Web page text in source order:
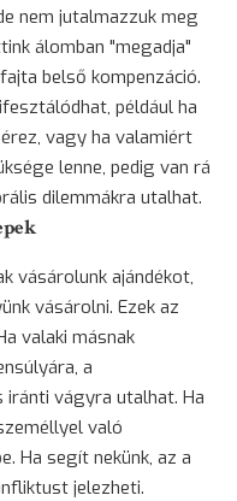
nem jutalmazzuk meg
álomban "megadja"
belső kompenzáció.
például ha
vagy ha valamiért
lenne, pedig van rá
dilemmákra utalhat.
vásárolunk ajándékot,
vásárolni. Ezek az
valaki másnak
a
vágyra utalhat. Ha
való
Ha segít nekünk, az a
jelezheti.